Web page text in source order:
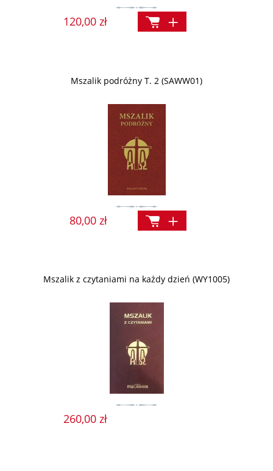
120,00 zł
Mszalik podróżny T. 2 (SAWW01)
80,00 zł
Mszalik z czytaniami na każdy dzień (WY1005)
260,00 zł